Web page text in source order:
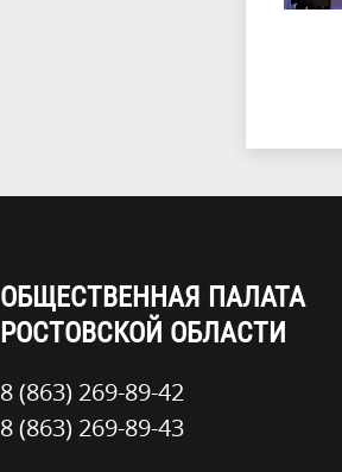
ОБЩЕСТВЕННАЯ ПАЛАТА
РОСТОВСКОЙ ОБЛАСТИ
8 (863) 269-89-42
8 (863) 269-89-43